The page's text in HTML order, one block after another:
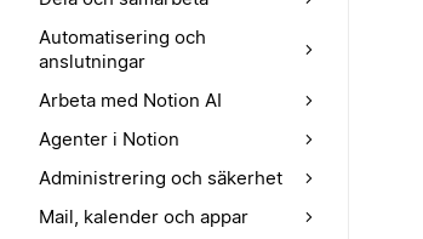
Automatisering och
anslutningar
Arbeta med Notion AI
Agenter i Notion
Administrering och säkerhet
Mail, kalender och appar